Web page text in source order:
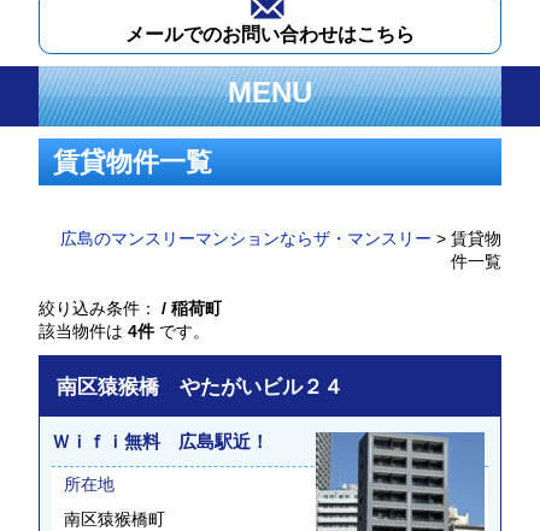
メールでのお問い合わせはこちら
MENU
賃貸物件一覧
広島のマンスリーマンションならザ・マンスリー > 賃貸物
件一覧
絞り込み条件：
/ 稲荷町
該当物件は4件です。
南区猿猴橋 やたがいビル２４
Ｗｉｆｉ無料 広島駅近！
所在地
南区猿猴橋町